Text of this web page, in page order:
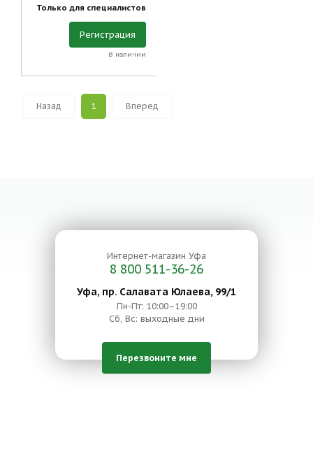
Только для специалистов
Регистрация
В наличии
Назад 1 Вперед
Интернет-магазин Уфа
8 800 511-36-26
Уфа, пр. Салавата Юлаева, 99/1
Пн-Пт: 10:00–19:00
Сб, Вс: выходные дни
Перезвоните мне